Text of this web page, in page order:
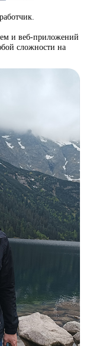
и веб-приложений
сложности на